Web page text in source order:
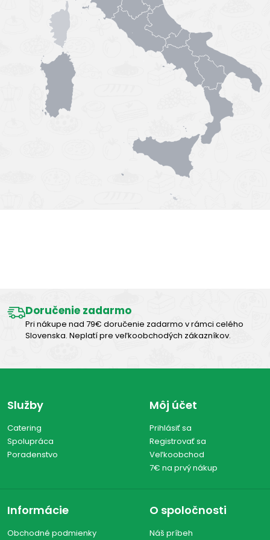
Doručenie zadarmo
Pri nákupe nad 79€ doručenie zadarmo v rámci celého
Slovenska. Neplatí pre veľkoobchodých zákazníkov.
Služby
Catering
Spolupráca
Poradenstvo
Môj účet
Prihlásiť sa
Registrovať sa
Veľkoobchod
7€ na prvý nákup
Informácie
Obchodné podmienky
O spoločnosti
Náš príbeh